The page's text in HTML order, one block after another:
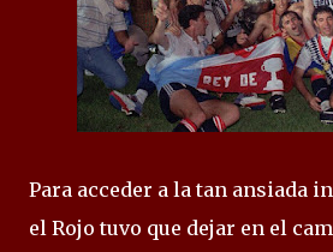
Para acceder a la tan ansiada
el Rojo tuvo que dejar en el